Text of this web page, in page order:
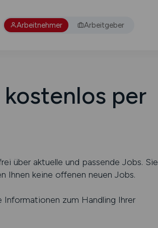
Arbeitnehmer Arbeitgeber
per
über aktuelle und passende Jobs. Sie
Ihnen keine offenen neuen Jobs.
zum Handling Ihrer